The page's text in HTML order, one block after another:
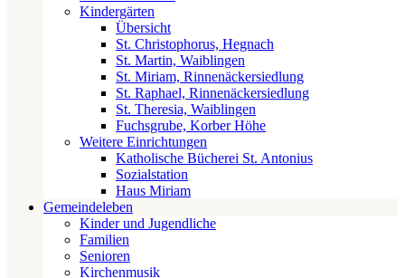
Kindergärten
Übersicht
St. Christophorus, Hegnach
St. Martin, Waiblingen
St. Miriam, Rinnenäckersiedlung
St. Raphael, Rinnenäckersiedlung
St. Theresia, Waiblingen
Fuchsgrube, Korber Höhe
Weitere Einrichtungen
Katholische Bücherei St. Antonius
Sozialstation
Haus Miriam
Gemeindeleben
Kinder und Jugendliche
Familien
Senioren
Kirchenmusik